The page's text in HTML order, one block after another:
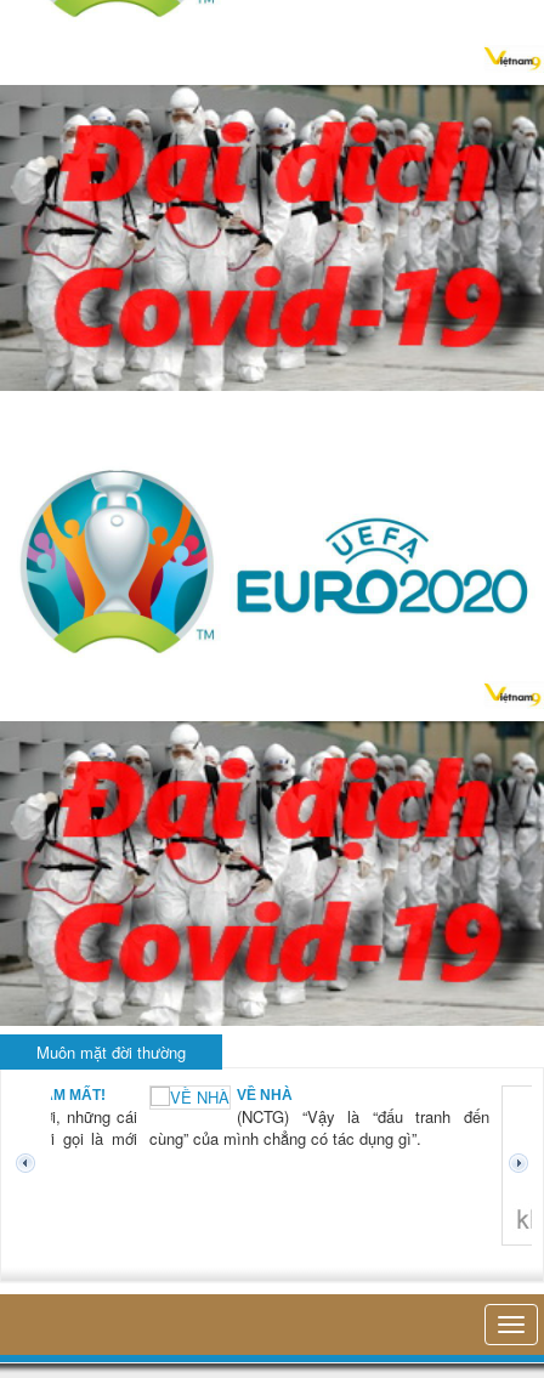
Muôn mặt đời thường
NAM MẤT!
“Xời, những cái
mới gọi là mới
VỀ NHÀ
(NCTG) “Vậy là “đấu tranh đến
cùng” của mình chẳng có tác dụng gì”.